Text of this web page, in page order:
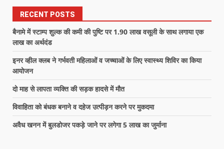
RECENT POSTS
बैनामे में स्टाम्प शुल्क की कमी की पुष्टि पर 1.90 लाख वसूली के साथ लगाया एक
लाख का अर्थदंड
इनर व्हील क्लब ने गर्भवती महिलाओं व जच्चाओं के लिए स्वास्थ्य शिविर का किया
आयोजन
दो माह से लापता व्यक्ति की सड़क हादसे में मौत
विवाहिता को बंधक बनाने व दहेज उत्पीड़न करने पर मुकदमा
अवैध खनन में बुलडोजर पकड़े जाने पर लगेगा 5 लाख का जुर्माना